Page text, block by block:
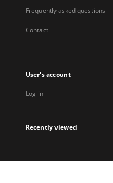
Frequently asked questions
Contact
User's account
Log in
Recently viewed